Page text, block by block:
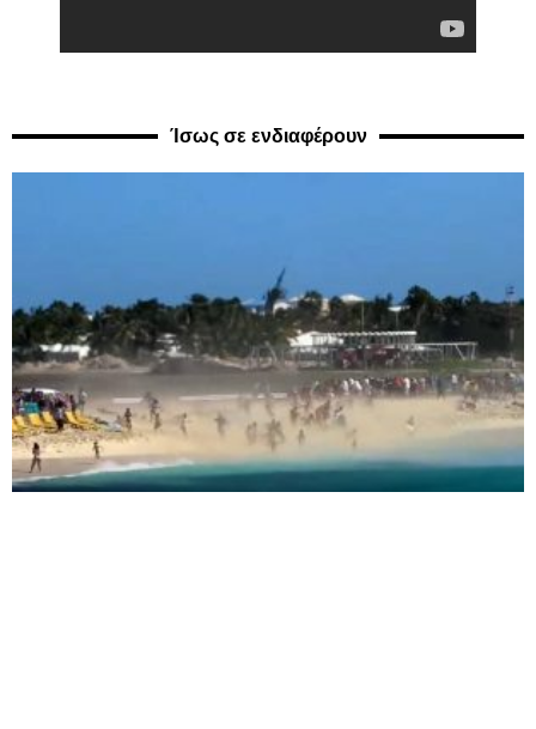
Ίσως σε ενδιαφέρουν